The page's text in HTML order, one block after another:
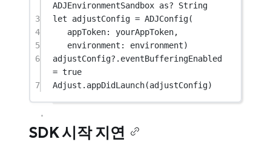
ADJEnvironmentSandbox as?
String
3
let adjustConfig = ADJConfig(
4
appToken: yourAppToken,
5
environment : environment)
6
adjustConfig?
= true
7
Adjust. appDidLaunch(adjustConfig)
SDK 시작 지연